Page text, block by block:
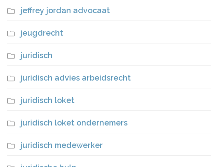
jeffrey jordan advocaat
jeugdrecht
juridisch
juridisch advies arbeidsrecht
juridisch loket
juridisch loket ondernemers
juridisch medewerker